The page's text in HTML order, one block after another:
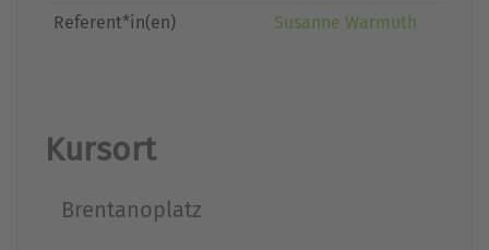
Referent*in(en)
Susanne Warmuth
Kursort
Brentanoplatz